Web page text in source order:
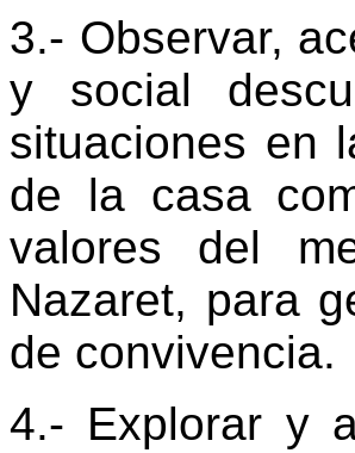
3.- Observar,
y social
situaciones en
de la casa
valores del
Nazaret, para
de convivencia.
4.- Explorar y